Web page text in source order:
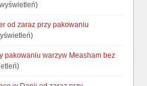
od zaraz przy pakowaniu
pakowaniu warzyw Measham bez